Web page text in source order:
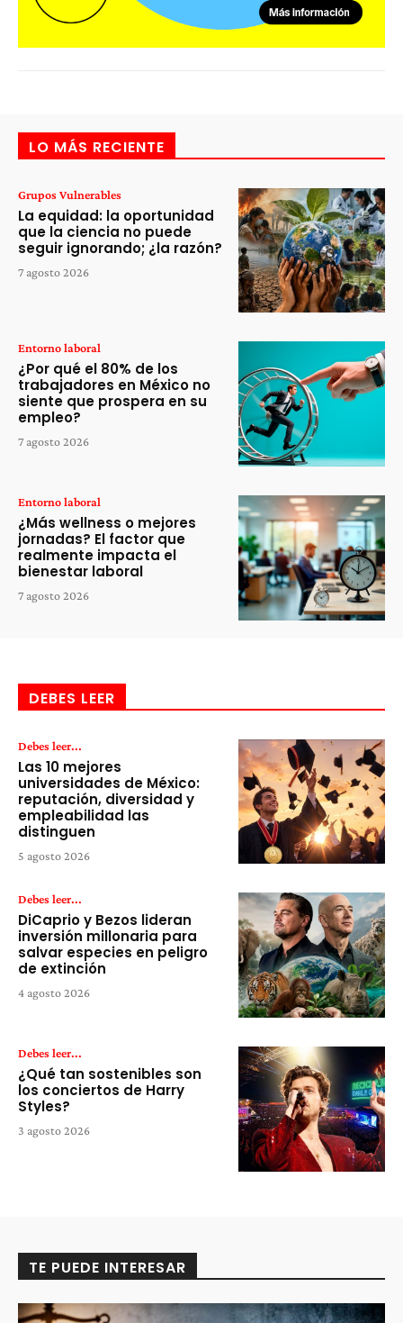
LO MÁS RECIENTE
Grupos Vulnerables
La equidad: la oportunidad
que la ciencia no puede
seguir ignorando; ¿la razón?
7 agosto 2026
Entorno laboral
¿Por qué el 80% de los
trabajadores en México no
siente que prospera en su
empleo?
7 agosto 2026
Entorno laboral
¿Más wellness o mejores
jornadas? El factor que
realmente impacta el
bienestar laboral
7 agosto 2026
DEBES LEER
Debes leer...
Las 10 mejores
universidades de México:
reputación, diversidad y
empleabilidad las
distinguen
5 agosto 2026
Debes leer...
DiCaprio y Bezos lideran
inversión millonaria para
salvar especies en peligro
de extinción
4 agosto 2026
Debes leer...
¿Qué tan sostenibles son
los conciertos de Harry
Styles?
3 agosto 2026
TE PUEDE INTERESAR